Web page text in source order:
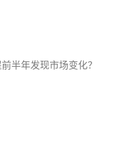
半年发现市场变化？